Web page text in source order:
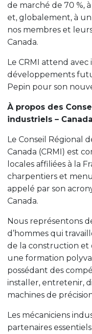
de marché de 70 %,
et, globalement, à
nos membres et
Canada.
Le CRMI attend
développements
Pepin pour son
À propos des
industriels –
Le Conseil Régional
Canada (CRMI) est
locales affiliées à la
charpentiers et
appelé par son
Canada.
Nous représentons
d’hommes qui
de la construction et
une formation
possédant des
installer, entretenir,
machines de
Les mécaniciens
partenaires